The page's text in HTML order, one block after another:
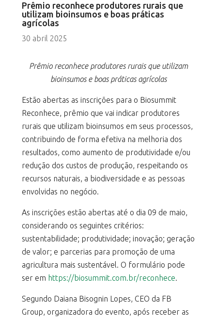
Prêmio reconhece produtores rurais que
utilizam bioinsumos e boas práticas
agrícolas
30 abril 2025
Prêmio reconhece produtores rurais que utilizam
bioinsumos e boas práticas agrícolas
Estão abertas as inscrições para o Biosummit
Reconhece, prêmio que vai indicar produtores
rurais que utilizam bioinsumos em seus processos,
contribuindo de forma efetiva na melhoria dos
resultados, como aumento de produtividade e/ou
redução dos custos de produção, respeitando os
recursos naturais, a biodiversidade e as pessoas
envolvidas no negócio.
As inscrições estão abertas até o dia 09 de maio,
considerando os seguintes critérios:
sustentabilidade; produtividade; inovação; geração
de valor; e parcerias para promoção de uma
agricultura mais sustentável. O formulário pode
ser em https://biosummit.com.br/reconhece.
Segundo Daiana Bisognin Lopes, CEO da FB
Group, organizadora do evento, após receber as